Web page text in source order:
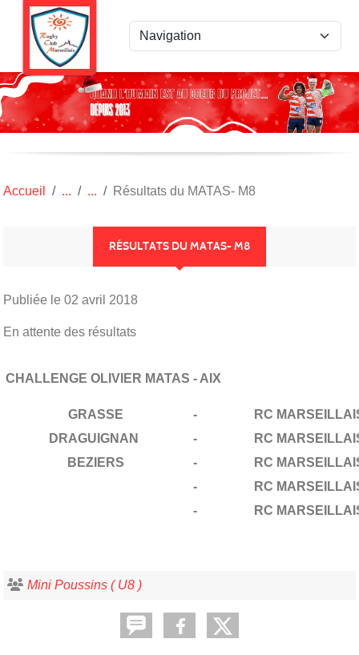
Accueil Résultats du MATAS- M8
RÉSULTATS DU MATAS- M8
Publiée le 02 avril 2018
En attente des résultats
CHALLENGE OLIVIER MATAS - AIX
GRASSE -
RC
DRAGUIGNAN
-
RC
BEZIERS
-
RC
-
RC
-
RC
Mini Poussins ( U8 )
Panneau de gestion des cookies